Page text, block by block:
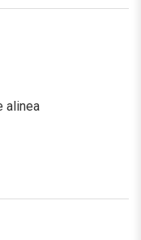
alinea